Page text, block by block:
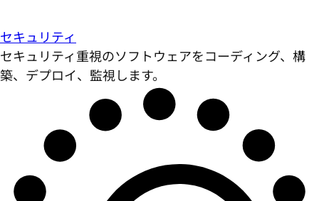
セキュリティ
セキュリティ重視のソフトウェアをコーディング、構
築、デプロイ、監視します。